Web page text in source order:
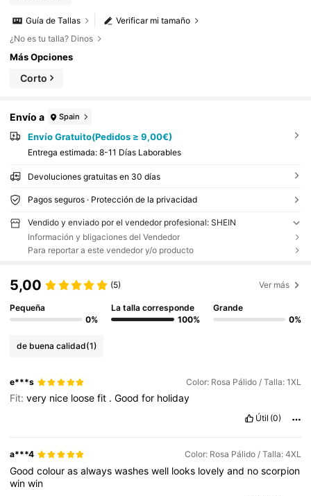
Verificar mi tamaño
Guía de Tallas
¿No es tu talla? Dinos
Más Opciones
Corto
Envío a Spain
Envío Gratuito(Pedidos ≥ 9,00€)
Entrega estimada: 8-11 Días Laborables
Devoluciones gratuitas en 30 días
Pagos seguros · Protección de la privacidad
Vendido y enviado por el vendedor profesional: SHEIN
Información y bligaciones del Vendedor
Para reportar a este vendedor y/o producto
5,00 (5) Ver más
Pequeña
0%
La talla corresponde
100%
Grande
0%
de buena calidad(1)
e***s Color: Rosa Pálido / Talla: 1XL
Fit:very nice loosefit .Goodfor holiday
Útil (0)
a***4 Color: Rosa Pálido / Talla: 4XL
Goodcolourasalwayswasheswell looks lovelyand noscorpion
winwin